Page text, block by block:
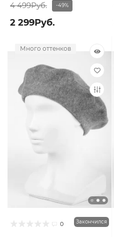
4 499Руб. -49%
2 299Руб.
Много оттенков
0 Закончился